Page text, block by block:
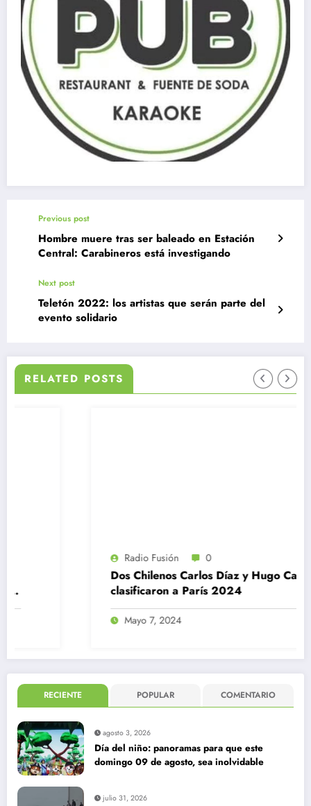
Previous post
Hombre muere tras ser baleado en Estación
Central: Carabineros está investigando
Next post
Teletón 2022: los artistas que serán parte del
evento solidario
RELATED POSTS
Radio Fusión 0
Dos Chilenos Carlos Díaz y Hugo Catrileo
clasificaron a París 2024
Mayo 7, 2024
RECIENTE POPULAR COMENTARIO
agosto 3, 2026
Día del niño: panoramas para que este
domingo 09 de agosto, sea inolvidable
julio 31, 2026